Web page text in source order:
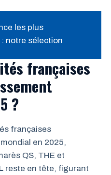
les plus
notre sélection
françaises
?
françaises
en 2025,
QS, THE et
reste en tête, figurant